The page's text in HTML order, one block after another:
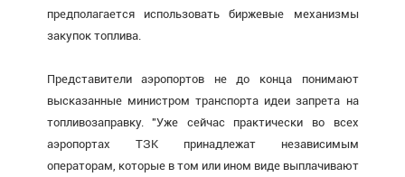
предполагается использовать биржевые механизмы
закупок топлива.
Представители аэропортов не до конца понимают
высказанные министром транспорта идеи запрета на
топливозаправку. "Уже сейчас практически во всех
аэропортах ТЗК принадлежат независимым
операторам, которые в том или ином виде выплачивают